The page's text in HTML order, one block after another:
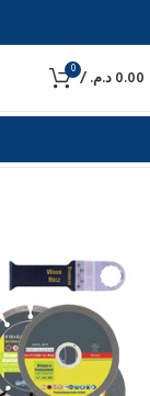
0 / 0.00د.م.